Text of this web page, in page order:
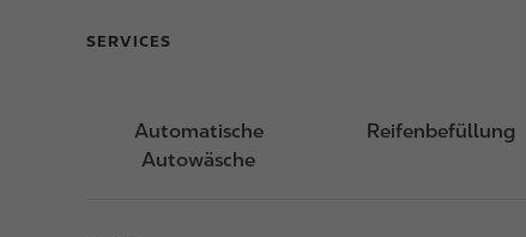
SERVICES
Automatische
Autowäsche
Reifenbefüllung